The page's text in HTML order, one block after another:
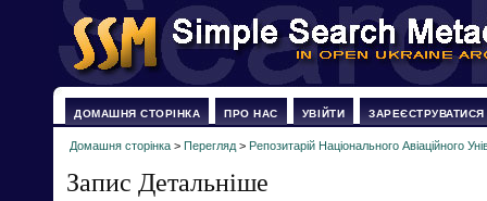
ДОМАШНЯ СТОРІНКА ПРО НАС УВІЙТИ ЗАРЕЄСТРУВАТИСЯ
Домашня сторінка > Перегляд > Репозитарій Національного Авіаційного
Запис Детальніше